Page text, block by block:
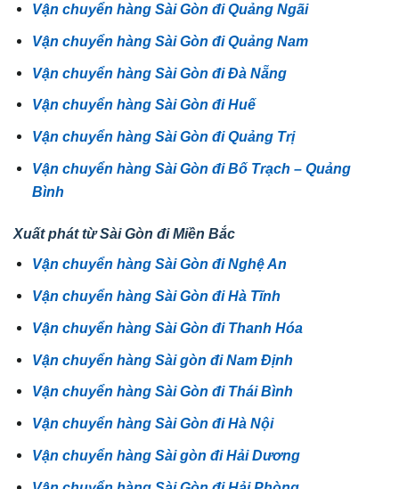
Vận chuyển hàng Sài Gòn đi Quảng Ngãi
Vận chuyển hàng Sài Gòn đi Quảng Nam
Vận chuyển hàng Sài Gòn đi Đà Nẵng
Vận chuyển hàng Sài Gòn đi Huế
Vận chuyển hàng Sài Gòn đi Quảng Trị
Vận chuyển hàng Sài Gòn đi Bố Trạch – Quảng
Bình
Xuất phát từ Sài Gòn đi Miền Bắc
Vận chuyển hàng Sài Gòn đi Nghệ An
Vận chuyển hàng Sài Gòn đi Hà Tĩnh
Vận chuyển hàng Sài Gòn đi Thanh Hóa
Vận chuyển hàng Sài gòn đi Nam Định
Vận chuyển hàng Sài Gòn đi Thái Bình
Vận chuyển hàng Sài Gòn đi Hà Nội
Vận chuyển hàng Sài gòn đi Hải Dương